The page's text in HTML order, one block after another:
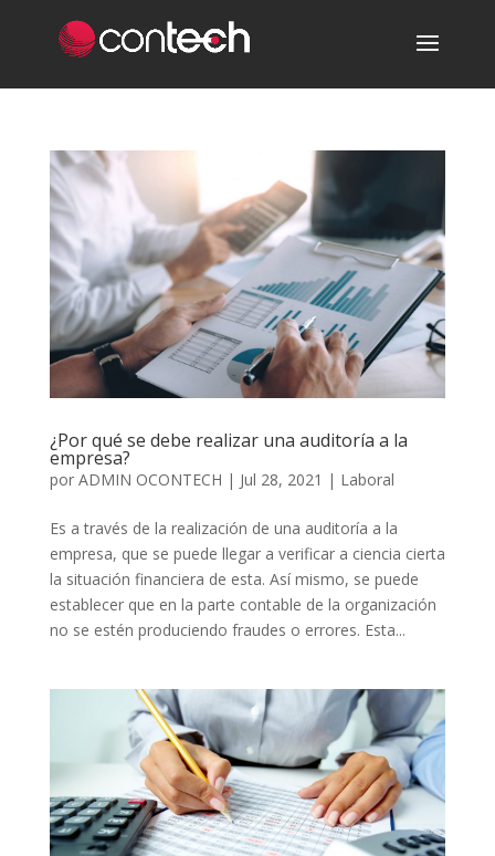
¿Por qué se debe realizar una auditoría a la
empresa?
por ADMIN OCONTECH | Jul 28, 2021 | Laboral
Es a través de la realización de una auditoría a la
empresa, que se puede llegar a verificar a ciencia cierta
la situación financiera de esta. Así mismo, se puede
establecer que en la parte contable de la organización
no se estén produciendo fraudes o errores. Esta...